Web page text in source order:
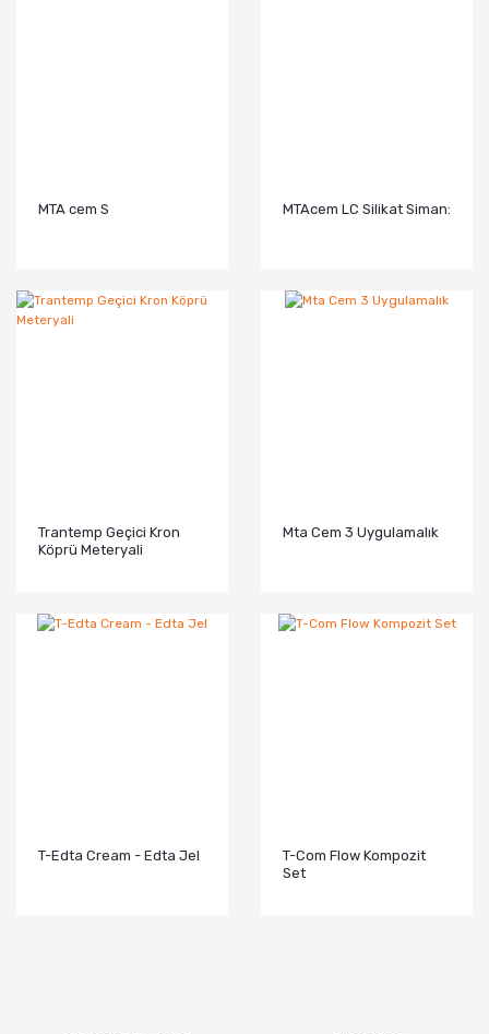
MTA cem S MTAcem LC Silikat Siman:
Trantemp Geçici Kron
Köprü Meteryali
Mta Cem 3 Uygulamalık
T-Edta Cream - Edta Jel
T-Com Flow Kompozit
Set